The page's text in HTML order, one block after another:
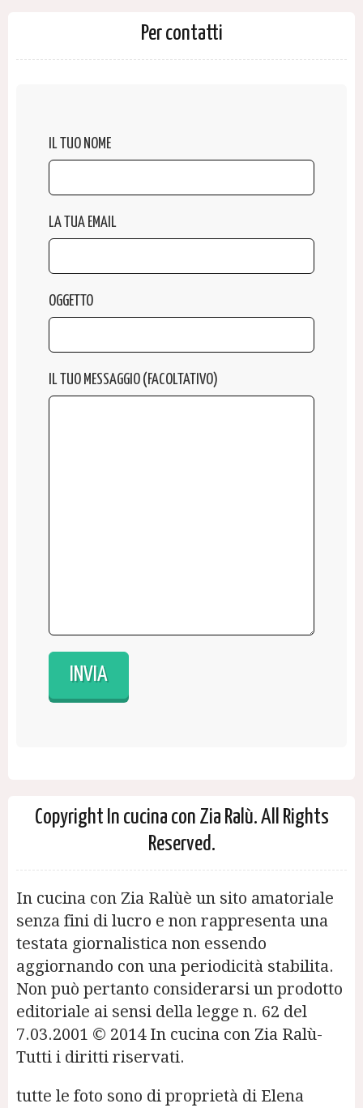
Per contatti
IL TUO NOME
LA TUA EMAIL
OGGETTO
IL TUO MESSAGGIO (FACOLTATIVO)
Copyright In cucina con Zia Ralù. All Rights
Reserved.
In cucina con Zia Ralùè un sito amatoriale
senza fini di lucro e non rappresenta una
testata giornalistica non essendo
aggiornando con una periodicità stabilita.
Non può pertanto considerarsi un prodotto
editoriale ai sensi della legge n. 62 del
7.03.2001 © 2014 In cucina con Zia Ralù-
Tutti i diritti riservati.
tutte le foto sono di proprietà di Elena